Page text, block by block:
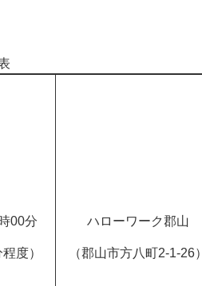
00分
度）
ハローワーク郡山
（郡山市方八町2-1-26）